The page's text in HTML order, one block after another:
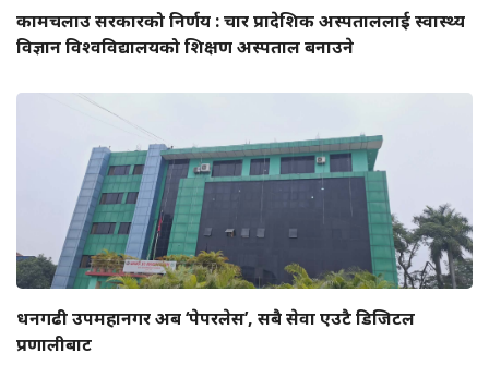
कामचलाउ सरकारको निर्णय : चार प्रादेशिक अस्पताललाई स्वास्थ्य
विज्ञान विश्वविद्यालयको शिक्षण अस्पताल बनाउने
धनगढी उपमहानगर अब ‘पेपरलेस’, सबै सेवा एउटै डिजिटल
प्रणालीबाट